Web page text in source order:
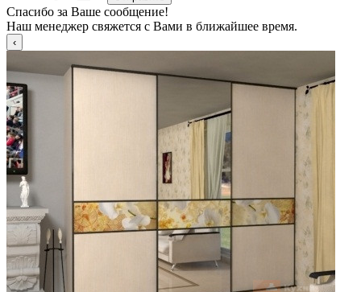
Спасибо за Ваше сообщение!
Наш менеджер свяжется с Вами в ближайшее время.